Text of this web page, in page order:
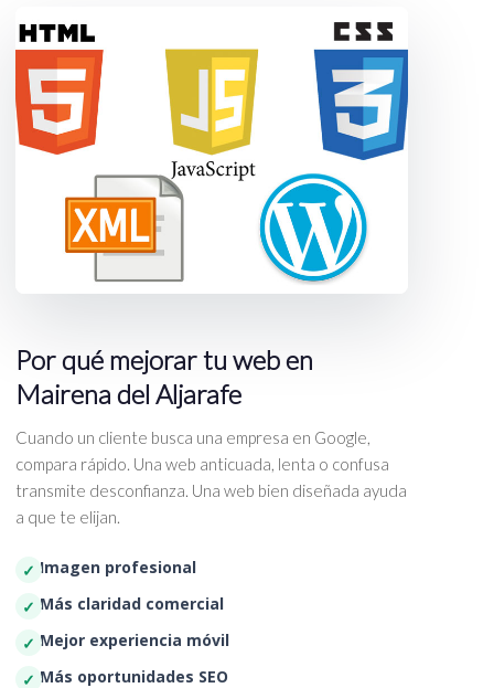
Por qué mejorar tu web en
Mairena del Aljarafe
Cuando un cliente busca una empresa en Google,
compara rápido. Una web anticuada, lenta o confusa
transmite desconfianza. Una web bien diseñada ayuda
a que te elijan.
Imagen profesional
Más claridad comercial
Mejor experiencia móvil
Más oportunidades SEO